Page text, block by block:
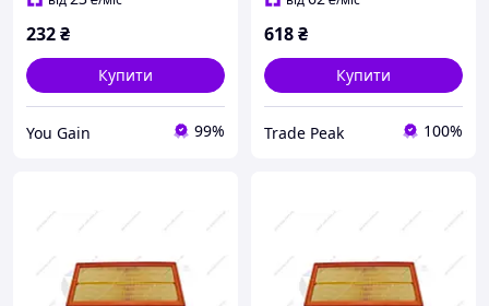
232₴
Купити
You Gain 99%
618₴
Купити
Trade Peak 100%